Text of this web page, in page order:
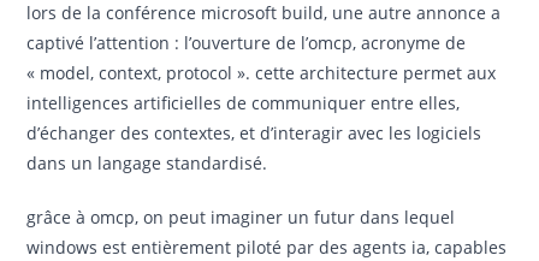
lors de la conférence microsoft build, une autre annonce a
captivé l’attention : l’ouverture de l’omcp, acronyme de
« model, context, protocol ». cette architecture permet aux
intelligences artificielles de communiquer entre elles,
d’échanger des contextes, et d’interagir avec les logiciels
dans un langage standardisé.
grâce à omcp, on peut imaginer un futur dans lequel
windows est entièrement piloté par des agents ia, capables